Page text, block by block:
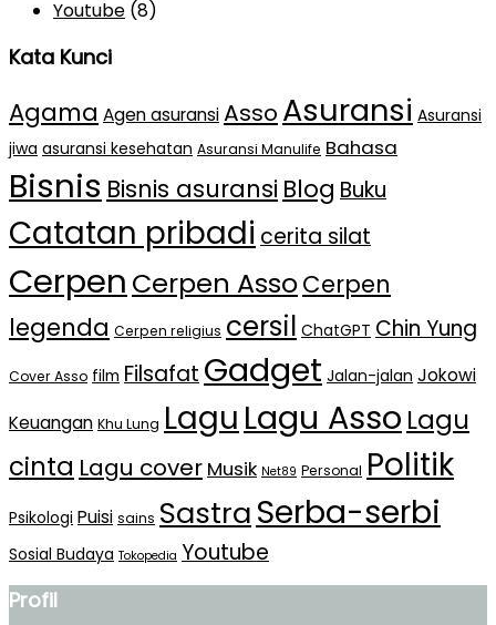
Youtube (8)
Kata Kunci
Agama Agen asuransiAsso Asuransi Asuransi
jiwa asuransi kesehatan Asuransi Manulife Bahasa
Bisnis Bisnis asuransi Blog Buku
Catatan pribadi cerita silat
Cerpen Cerpen AssoCerpen
legenda Cerpen religius cersil ChatGPT Chin Yung
Cover Asso film Filsafat Gadget Jalan-jalan Jokowi
Keuangan Khu Lung Lagu Lagu Asso Lagu
cinta Lagu cover Musik Net89 Personal Politik
Psikologi Puisi sains SastraSerba-serbi
Sosial Budaya Tokopedia Youtube
Profil